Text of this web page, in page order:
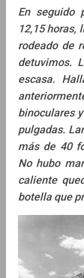
En seguido
12,15 horas,
rodeado de
detuvimos.
escasa.
binoculares
pulgadas.
más de 40
No hubo
caliente
botella que